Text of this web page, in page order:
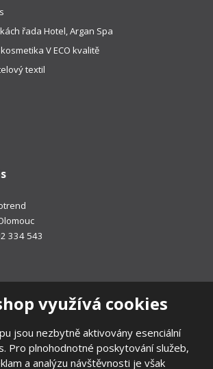
využívá cookies
jsou nezbytně aktivovány esenciální
Pro plnohodnotné poskytování služeb,
a analýzu návštěvnosti je však
řada Hotel, Argan Spa
V ECO kvalitě
textil
334 543